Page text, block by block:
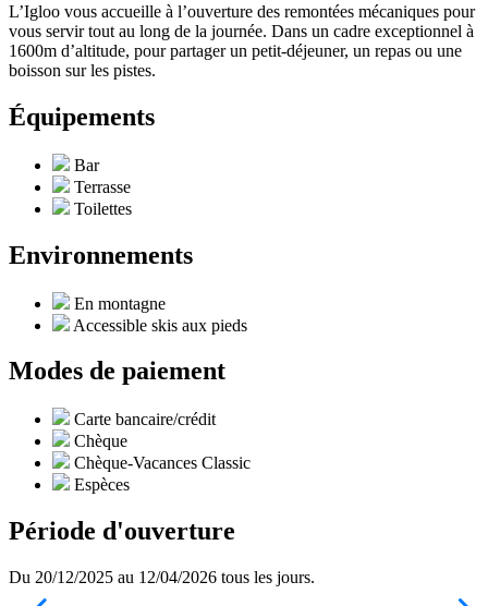
L’Igloo vous accueille à l’ouverture des remontées mécaniques pour
vous servir tout au long de la journée. Dans un cadre exceptionnel à
1600m d’altitude, pour partager un petit-déjeuner, un repas ou une
boisson sur les pistes.
Équipements
Bar
Terrasse
Toilettes
Environnements
En montagne
Accessible skis aux pieds
Modes de paiement
Carte bancaire/crédit
Chèque
Chèque-Vacances Classic
Espèces
Période d'ouverture
Du 20/12/2025 au 12/04/2026 tous les jours.